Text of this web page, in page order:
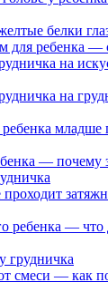
белки
для ребенка —
на
на
ребенка
— почему
ребенка —
грудничка
смеси — как